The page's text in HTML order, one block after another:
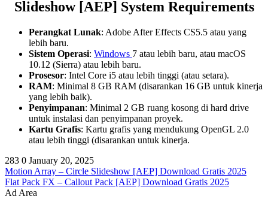
Slideshow [AEP] System Requirements
Perangkat Lunak: Adobe After Effects CS5.5 atau yang
lebih baru.
Sistem Operasi: Windows 7 atau lebih baru, atau macOS
10.12 (Sierra) atau lebih baru.
Prosesor: Intel Core i5 atau lebih tinggi (atau setara).
RAM: Minimal 8 GB RAM (disarankan 16 GB untuk kinerja
yang lebih baik).
Penyimpanan: Minimal 2 GB ruang kosong di hard drive
untuk instalasi dan penyimpanan proyek.
Kartu Grafis: Kartu grafis yang mendukung OpenGL 2.0
atau lebih tinggi (disarankan untuk kinerja.
283 0 January 20, 2025
Motion Array – Circle Slideshow [AEP] Download Gratis 2025
Flat Pack FX – Callout Pack [AEP] Download Gratis 2025
Ad Area